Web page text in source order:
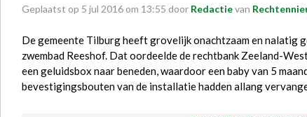
Geplaatst op 5 jul 2016 om 13:55 door Redactievan
De gemeente Tilburg heeft grovelijk onachtzaam en nalatig
zwembad Reeshof. Dat oordeelde de rechtbank Zeeland-
een geluidsbox naar beneden, waardoor een baby van 5
bevestigingsbouten van de installatie hadden allang